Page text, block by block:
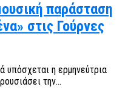
παράσταση
στις Γούρνες
υπόσχεται η ερμηνεύτρια
την...